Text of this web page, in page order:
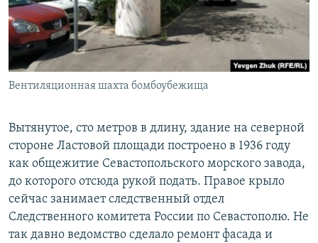
Вентиляционная шахта бомбоубежища
Вытянутое, сто метров в длину, здание на северной
стороне Ластовой площади построено в 1936 году
как общежитие Севастопольского морского завода,
до которого отсюда рукой подать. Правое крыло
сейчас занимает следственный отдел
Следственного комитета России по Севастополю. Не
так давно ведомство сделало ремонт фасада и